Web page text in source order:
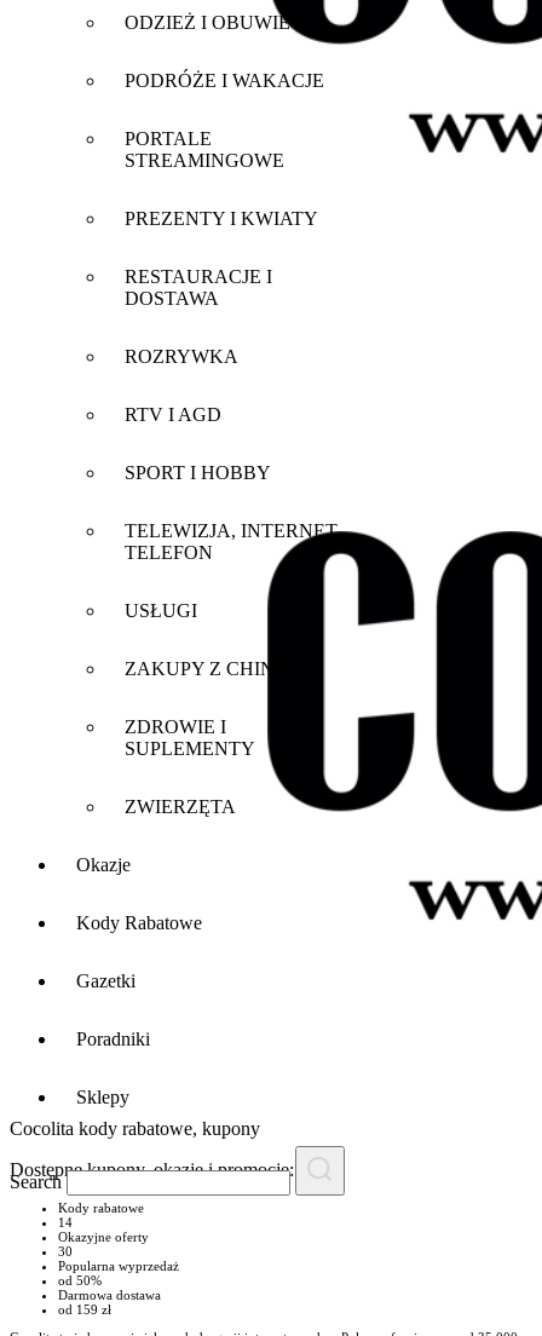
ODZIEŻ I OBUWIE
PODRÓŻE I WAKACJE
PORTALE
STREAMINGOWE
PREZENTY I KWIATY
RESTAURACJE I
DOSTAWA
ROZRYWKA
RTV I AGD
SPORT I HOBBY
TELEWIZJA, INTERNET,
TELEFON
USŁUGI
ZAKUPY Z CHIN
ZDROWIE I
SUPLEMENTY
ZWIERZĘTA
Okazje
Kody Rabatowe
Gazetki
Poradniki
Sklepy
Search
Cocolita kody rabatowe, kupony
Dostępne kupony, okazje i promocje:
44
Kody rabatowe
14
Okazyjne oferty
30
Popularna wyprzedaż
od 50%
Darmowa dostawa
od 159 zł